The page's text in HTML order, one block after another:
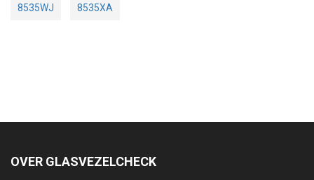
8535WJ 8535XA
OVER GLASVEZELCHECK